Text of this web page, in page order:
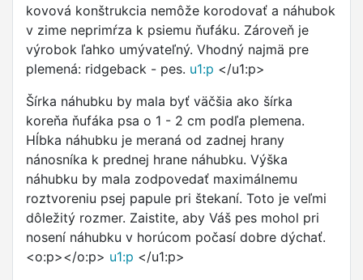
kovová konštrukcia nemôže korodovať a náhubok
v zime neprimŕza k psiemu ňufáku. Zároveň je
výrobok ľahko umývateľný. Vhodný najmä pre
plemená: ridgeback - pes. u1:p </u1:p>
Šírka náhubku by mala byť väčšia ako šírka
koreňa ňufáka psa o 1 - 2 cm podľa plemena.
Hĺbka náhubku je meraná od zadnej hrany
nánosníka k prednej hrane náhubku. Výška
náhubku by mala zodpovedať maximálnemu
roztvoreniu psej papule pri štekaní. Toto je veľmi
dôležitý rozmer. Zaistite, aby Váš pes mohol pri
nosení náhubku v horúcom počasí dobre dýchať.
<o:p></o:p> u1:p </u1:p>